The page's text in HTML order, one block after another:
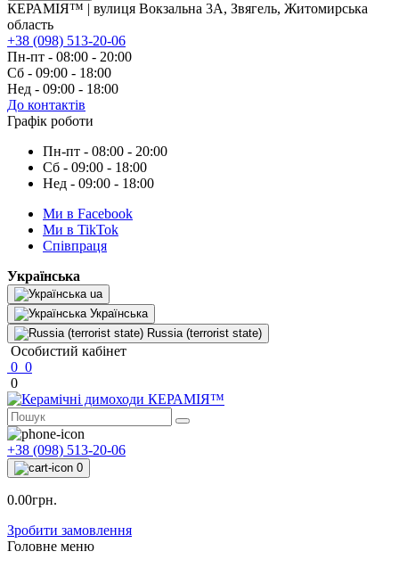
КЕРАМІЯ™ | вулиця Вокзальна 3А, Звягель, Житомирська
область
+38 (098) 513-20-06
Пн-пт - 08:00 - 20:00
Сб - 09:00 - 18:00
Нед - 09:00 - 18:00
До контактів
Графік роботи
Пн-пт - 08:00 - 20:00
Сб - 09:00 - 18:00
Нед - 09:00 - 18:00
Ми в Facebook
Ми в TikTok
Cпівпраця
Українська
ua
Українська
Russia (terrorist state)
Особистий кабінет
0 0
0
+38 (098) 513-20-06
0
0.00грн.
Зробити замовлення
Головне меню